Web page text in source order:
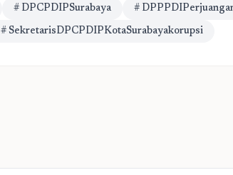
# DPCPDIPSurabaya #
# SekretarisDPCPDIPKotaSurabayakorupsi